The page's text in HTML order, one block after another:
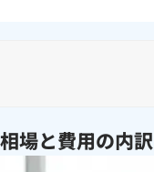
場と費用の内訳